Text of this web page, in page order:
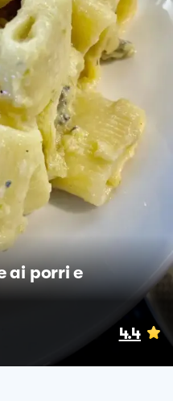
ai porri e
4.4